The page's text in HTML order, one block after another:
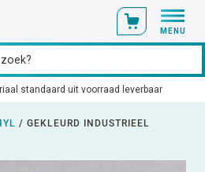
MENU
standaard uit voorraad leverbaar
/ GEKLEURD INDUSTRIEEL